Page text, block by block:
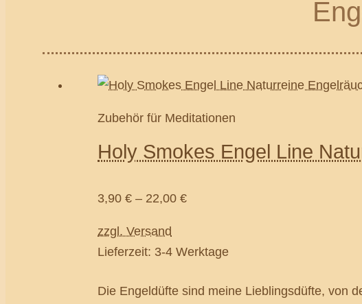
Zubehör für Meditationen
Holy Smokes Engel Line
3,90 € – 22,00 €
zzgl. Versand
Lieferzeit: 3-4 Werktage
Die Engeldüfte sind meine Lieblingsdüfte, von